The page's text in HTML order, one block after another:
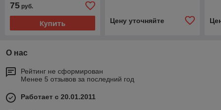
75 руб.
Купить Цену уточняйте
О нас
Рейтинг не сформирован
Менее 5 отзывов за последний год
Работает с 20.01.2011